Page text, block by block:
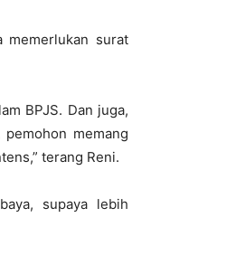
memerlukan surat
BPJS. Dan juga,
memang
terang Reni.
supaya lebih